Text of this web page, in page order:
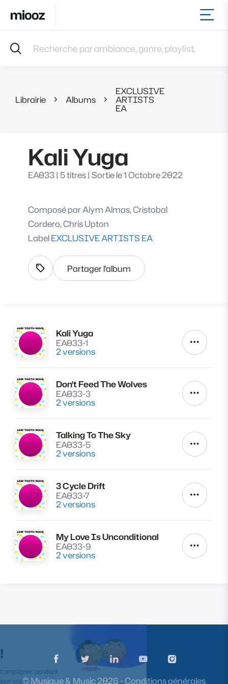
Accueil
Musiques
Playlists
Librairie Albums
EXCLUSIVE
ARTISTS
EA
Kali Yuga
EA033| 5 titres| Sortie le 1 Octobre 2022
Composé parAiym Almas, Cristobal
Cordero, Chris Upton
LabelEXCLUSIVE ARTISTS EA
Afficher les tags
Partager l'album
Lire
Kali Yuga
EA033-1
2 versions Autres
Lire
Don't Feed The Wolves
EA033-3
2 versions Autres
Lire
Talking To The Sky
EA033-5
2 versions Autres
Lire
3 Cycle Drift
EA033-7
2 versions Autres
Lire
My Love Is Unconditional
EA033-9
2 versions Autres
© Musique & Music2026- Conditions générales
Page Facebook de Musique & Music
Page Twitter de Musique & Music
Page Linkedin de Musique &
Page Youtube de
Page